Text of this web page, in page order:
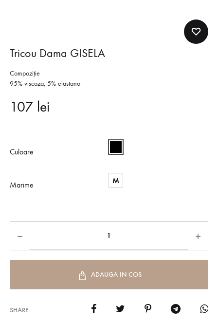
Tricou Dama GISELA
Compoziţie
95% viscoza, 5% elastano
107 lei
Culoare
Marime M
ADAUGA IN COS
SHARE